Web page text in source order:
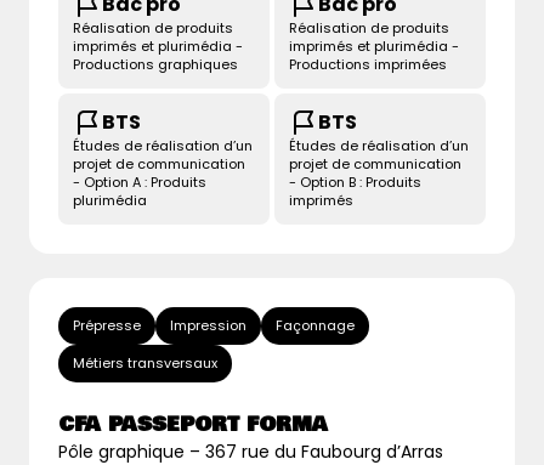
Réalisation de produits
imprimés et plurimédia -
Productions graphiques
Réalisation de produits
imprimés et plurimédia -
Productions imprimées
BTS
Études de réalisation d’un
projet de communication
- Option A : Produits
plurimédia
BTS
Études de réalisation d’un
projet de communication
- Option B : Produits
imprimés
Prépresse Impression
Façonnage
Métiers transversaux
CFA PASSEPORT FORMA
Pôle graphique – 367 rue du Faubourg d’Arras